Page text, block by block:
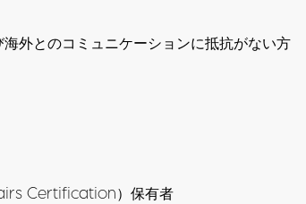
外とのコミュニケーションに抵抗がない方
Certification）保有者